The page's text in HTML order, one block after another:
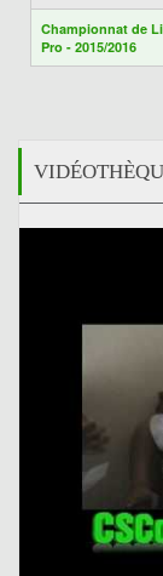
Championnat de
Pro - 2015/2016